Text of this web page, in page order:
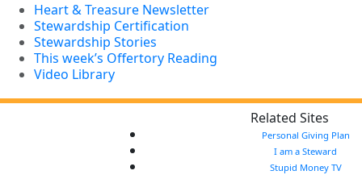
Heart & Treasure Newsletter
Stewardship Certification
Stewardship Stories
This week’s Offertory Reading
Video Library
Related Sites
Personal Giving Plan
I am a Steward
Stupid Money TV